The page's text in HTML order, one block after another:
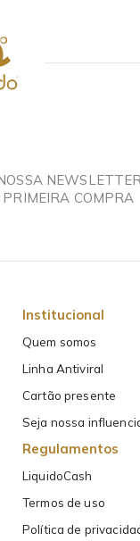
COMPRA
Institucional
Quem somos
Linha Antiviral
Cartão presente
Seja nossa
Regulamentos
LiquidoCash
Termos de uso
Política de